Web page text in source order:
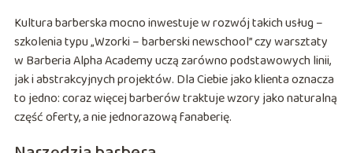
Kultura barberska mocno inwestuje w rozwój takich usług –
szkolenia typu „Wzorki – barberski newschool” czy warsztaty
w Barberia Alpha Academy uczą zarówno podstawowych linii,
jak i abstrakcyjnych projektów. Dla Ciebie jako klienta oznacza
to jedno: coraz więcej barberów traktuje wzory jako naturalną
część oferty, a nie jednorazową fanaberię.